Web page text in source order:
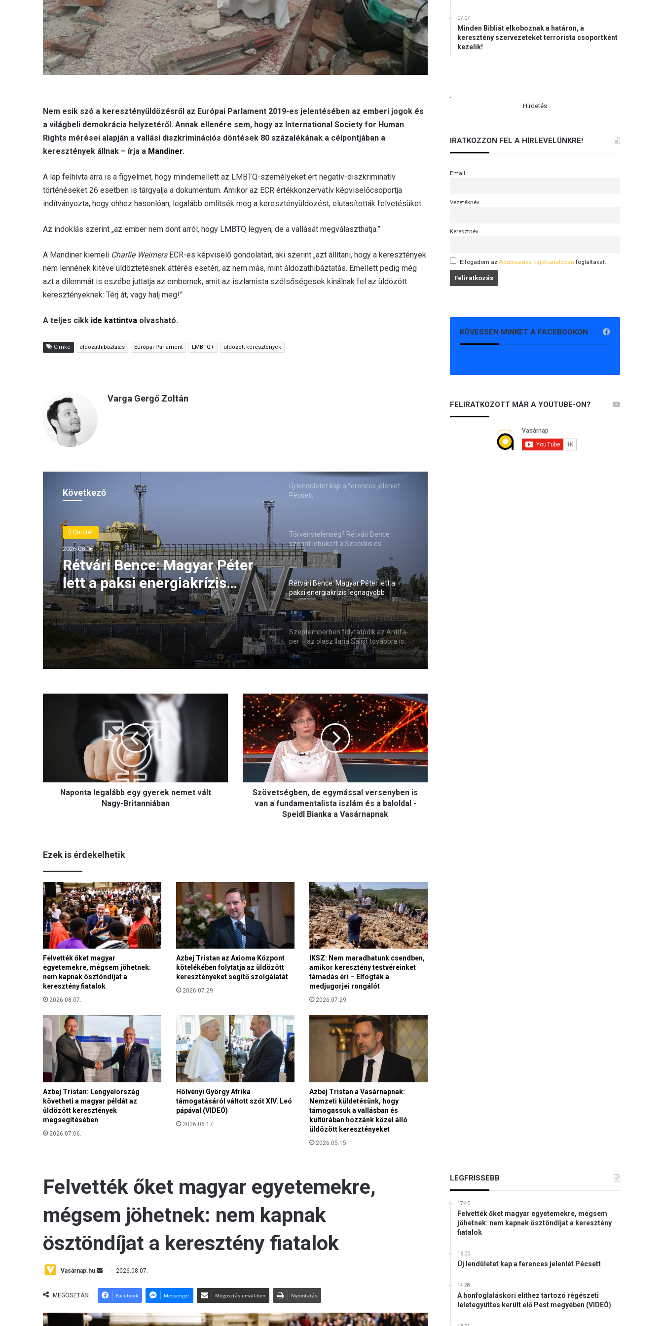
Nem esik szó a keresztényüldözésről az Európai Parlament 2019-es jelentésében az emberi jogok és
a világbeli demokrácia helyzetéről. Annak ellenére sem, hogy az International Society for Human
Rights mérései alapján a vallási diszkriminációs döntések 80 százalékának a célpontjában a
keresztények állnak – írja a Mandiner.
A lap felhívta arra is a figyelmet, hogy mindemellett az LMBTQ-személyeket ért negatív-diszkriminatív
történéseket 26 esetben is tárgyalja a dokumentum. Amikor az ECR értékkonzervatív képviselőcsoportja
indítványozta, hogy ehhez hasonlóan, legalább említsék meg a keresztényüldözést, elutasították felvetésüket.
Az indoklás szerint „az ember nem dönt arról, hogy LMBTQ legyen, de a vallását megválaszthatja.”
A Mandiner kiemeli Charlie WeimersECR-es képviselő gondolatait, aki szerint „azt állítani, hogy a keresztények
nem lennének kitéve üldöztetésnek áttérés esetén, az nem más, mint áldozathibáztatás. Emellett pedig még
azt a dilemmát is eszébe juttatja az embernek, amit az iszlamista szélsőségesek kínálnak fel az üldözött
keresztényeknek: Térj át, vagy halj meg!”
A teljes cikk ide kattintva olvasható.
Címke áldozathibáztatás Európai Parlament LMBTQ+ üldözött keresztények
Varga Gergő Zoltán
Következő
(H)arctér
2026.08.06.
Rétvári Bence: Magyar Péter
lett a paksi energiakrízis
legnagyobb rémhírterjesztője
(VIDEÓ)
Új lendületet kap a ferences jelenlét
Pécsett
Törvénytelenség? Rétvári Bence
szerint lebukott a Szociális és
Családügyi Minisztérium
Rétvári Bence: Magyar Péter lett a
paksi energiakrízis legnagyobb
rémhírterjesztője (VIDEÓ)
Szeptemberben folytatódik az Antifa-
per – az olasz Ilaria Salist továbbra is
mentelmi jog védi
e
e
g
y
e
r
e
k
n
e
m
e
t
v
l
t
N
y
-
B
r
i
t
a
a
Naponta legalább egy gyerek nemet vált
Nagy-Britanniában
S
z
ö
v
e
t
s
g
á
s
s
a
l
v
e
r
s
b
n
i
s
v
a
n
a
n
t
z
l
m
Szövetségben, de egymással versenyben is
van a fundamentalista iszlám és a baloldal -
Speidl Bianka a Vasárnapnak
Ezek is érdekelhetik
Felvették őket magyar
egyetemekre, mégsem jöhetnek:
nem kapnak ösztöndíjat a
keresztény fiatalok
2026.08.07.
Azbej Tristan az Axioma Központ
kötelékében folytatja az üldözött
keresztényeket segítő szolgálatát
2026.07.29.
IKSZ: Nem maradhatunk csendben,
amikor keresztény testvéreinket
támadás éri – Elfogták a
medjugorjei rongálót
2026.07.29.
Azbej Tristan: Lengyelország
követheti a magyar példát az
üldözött keresztények
megsegítésében
2026.07.06.
Hölvényi György Afrika
támogatásáról váltott szót XIV. Leó
pápával (VIDEÓ)
2026.06.17.
Azbej Tristan a Vasárnapnak:
Nemzeti küldetésünk, hogy
támogassuk a vallásban és
kultúrában hozzánk közel álló
üldözött keresztényeket
2026.05.15.
07:07
Minden Bibliát elkoboznak a határon, a
keresztény szervezeteket terrorista csoportként
kezelik!
.
Hirdetés
IRATKOZZON FEL A HÍRLEVELÜNKRE!
Email
Vezetéknév
Keresztnév
Elfogadom az Adatkezelési tájékoztatóban foglaltakat.
KÖVESSEN MINKET A FACEBOOKON
FELIRATKOZOTT MÁR A YOUTUBE-ON?